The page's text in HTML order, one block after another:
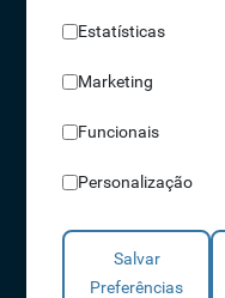
empresa, de forma segura e
Declaro que li e aceito os
Estatísticas
Marketing
Funcionais
Personalização
Salvar
Preferências